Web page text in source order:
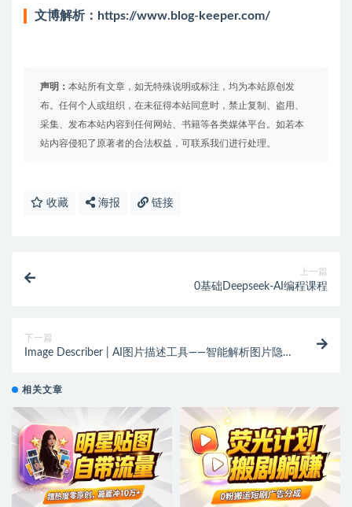
文博解析：https://www.blog-keeper.com/
声明： 本站所有文章，如无特殊说明或标注，均为本站原创发
布。任何个人或组织，在未征得本站同意时，禁止复制、盗用、
采集、发布本站内容到任何网站、书籍等各类媒体平台。如若本
站内容侵犯了原著者的合法权益，可联系我们进行处理。
收藏 海报 链接
上一篇
0基础Deepseek-AI编程课程
下一篇
Image Describer | AI图片描述工具——智能解析图片隐
相关文章